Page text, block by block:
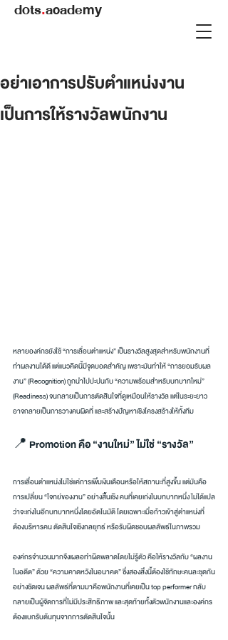
dots.academy
อย่าเอาการปรับตำแหน่งงาน
เป็นการให้รางวัลพนักงาน
หลายองค์กรยังใช้ “การเลื่อนตำแหน่ง” เป็นรางวัลสูงสุดสำหรับพนักงานที่
ทำผลงานได้ดี แต่แนวคิดนี้มีจุดบอดสำคัญ เพราะมันทำให้ “การยอมรับผล
งาน” (Recognition) ถูกนำไปปะปนกับ “ความพร้อมสำหรับบทบาทใหม่”
(Readiness) จนกลายเป็นการตัดสินใจที่ดูเหมือนให้รางวัล แต่ในระยะยาว
อาจกลายเป็นการวางคนผิดที่ และสร้างปัญหาเชิงโครงสร้างให้ทั้งทีม
📍 Promotion คือ “งานใหม่” ไม่ใช่ “รางวัล”
การเลื่อนตำแหน่งไม่ใช่แค่การเพิ่มเงินเดือนหรือให้สถานะที่สูงขึ้น แต่มันคือ
การเปลี่ยน “โจทย์ของงาน” อย่างสิ้นเชิง คนที่เคยเก่งในบทบาทหนึ่ง ไม่ได้แปล
ว่าจะเก่งในอีกบทบาทหนึ่งโดยอัตโนมัติ โดยเฉพาะเมื่อก้าวเข้าสู่ตำแหน่งที่
ต้องบริหารคน ตัดสินใจเชิงกลยุทธ์ หรือรับผิดชอบผลลัพธ์ในภาพรวม
องค์กรจำนวนมากจึงเผลอทำผิดพลาดโดยไม่รู้ตัว คือให้รางวัลกับ “ผลงาน
ในอดีต” ด้วย “ความคาดหวังในอนาคต” ซึ่งสองสิ่งนี้ต้องใช้ทักษะคนละชุดกัน
อย่างชัดเจน ผลลัพธ์ที่ตามมาคือพนักงานที่เคยเป็น top performer กลับ
กลายเป็นผู้จัดการที่ไม่มีประสิทธิภาพ และสุดท้ายทั้งตัวพนักงานและองค์กร
ต้องแบกรับต้นทุนจากการตัดสินใจนั้น